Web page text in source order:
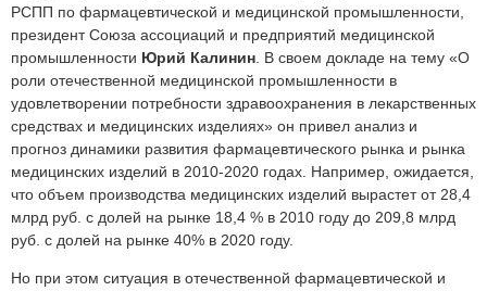
РСПП по фармацевтической и медицинской промышленности,
президент Союза ассоциаций и предприятий медицинской
промышленности Юрий Калинин . В своем докладе на тему «О
роли отечественной медицинской промышленности в
удовлетворении потребности здравоохранения в лекарственных
средствах и медицинских изделиях» он привел анализ и
прогноз динамики развития фармацевтического рынка и рынка
медицинских изделий в 2010-2020 годах. Например, ожидается,
что объем производства медицинских изделий вырастет от 28,4
млрд руб. с долей на рынке 18,4 % в 2010 году до 209,8 млрд
руб. с долей на рынке 40% в 2020 году.
Но при этом ситуация в отечественной фармацевтической и